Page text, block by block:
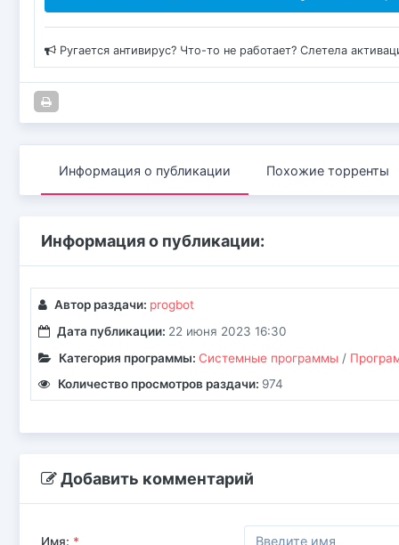
Ругается антивирус? Что-то не работает? Слетела
Информация о публикации Похожие торренты
Информация о публикации:
Автор раздачи: progbot
Дата публикации: 22 июня 2023 16:30
Категория программы: Системные программы/
Количество просмотров раздачи: 974
Добавить комментарий
Имя: *